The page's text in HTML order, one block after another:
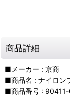
商品詳細
■メーカー : 京商
■商品名 : ナイロン
■商品番号 :